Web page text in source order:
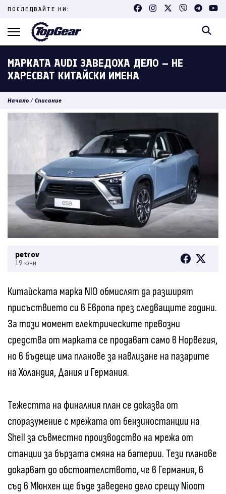
Skip
content
ПОСЛЕДВАЙТЕ НИ:
МАРКАТА AUDI ЗАВЕДОХА ДЕЛО – НЕ
ХАРЕСВАТ КИТАЙСКИ ИМЕНА
Начало / Списание
petrov
19 юни
Китайската марка NIO обмислят да разширят
присъствието си в Европа през следващите години.
За този момент електрическите превозни
средства от марката се продават само в Норвегия,
но в бъдеще има планове за навлизане на пазарите
на Холандия, Дания и Германия.
Тежестта на финалния план се доказва от
споразумение с мрежата от бензиностанции на
Shell за съвместно производство на мрежа от
станции за бързата смяна на батерии. Тези планове
докарват до обстоятелството, че в Германия, в
съд в Мюнхен ще бъде заведено дело срещу Nioот